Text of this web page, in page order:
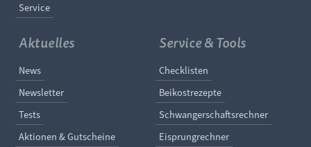
Service
Aktuelles
Navigation überspringen
News
Newsletter
Tests
Aktionen & Gutscheine
Service & Tools
Navigation
Checklisten
Beikostrezepte
Schwangerschaftsrechner
Eisprungrechner